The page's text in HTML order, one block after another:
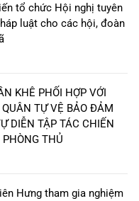
tổ chức Hội nghị tuyên
luật cho các hội, đoàn
KHÊ PHỐI HỢP VỚI
TỰ VỆ BẢO ĐẢM
DIỄN TẬP TÁC CHIẾN
THỦ
Hưng tham gia nghiệm